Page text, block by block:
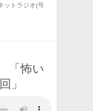
ットラジオ(号
「怖い
」